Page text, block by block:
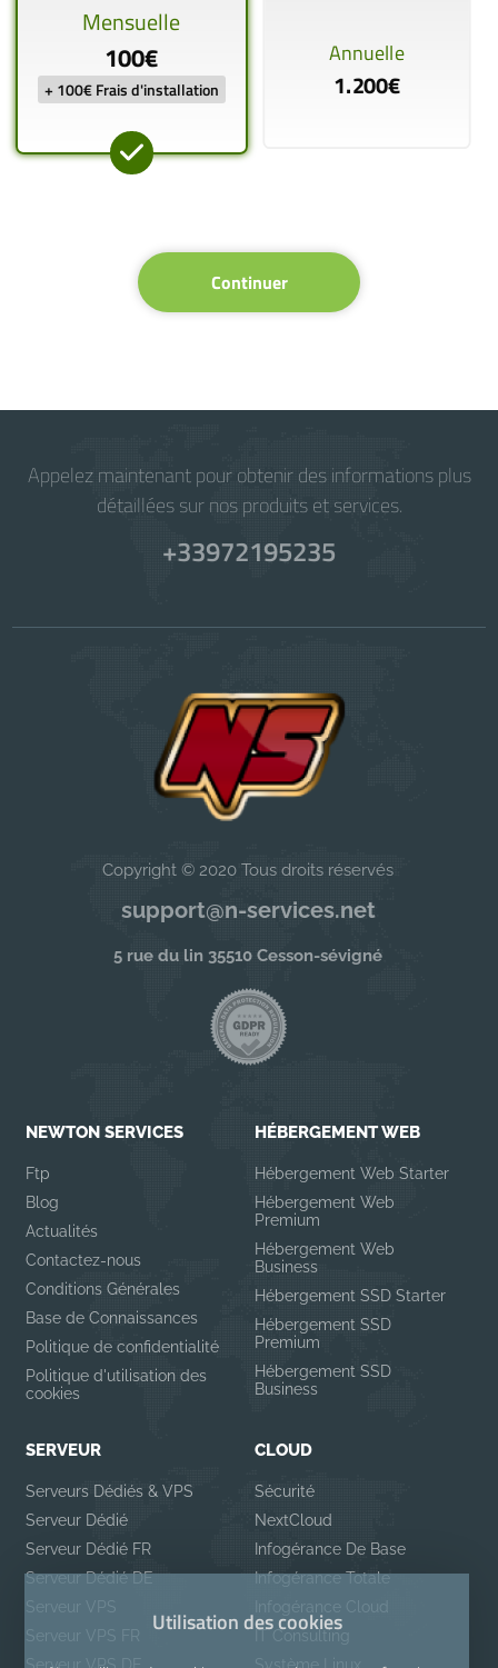
Mensuelle
100€
+ 100€ Frais d'installation
Annuelle
1.200€
Continuer
Appelez maintenant pour obtenir des informations plus
détaillées sur nos produits et services.
+33972195235
Copyright © 2020 Tous droits réservés
support@n-services.net
5 rue du lin 35510 Cesson-sévigné
NEWTON SERVICES
Ftp
Blog
Actualités
Contactez-nous
Conditions Générales
Base de Connaissances
Politique de confidentialité
Politique d'utilisation des
cookies
HÉBERGEMENT WEB
Hébergement Web Starter
Hébergement Web
Premium
Hébergement Web
Business
Hébergement SSD Starter
Hébergement SSD
Premium
Hébergement SSD
Business
SERVEUR
Serveurs Dédiés & VPS
Serveur Dédié
Serveur Dédié FR
Serveur Dédié DE
Serveur VPS
Serveur VPS FR
CLOUD
Sécurité
NextCloud
Infogérance De Base
Infogérance Totale
Infogérance Cloud
IT Consulting
Utilisation des cookies